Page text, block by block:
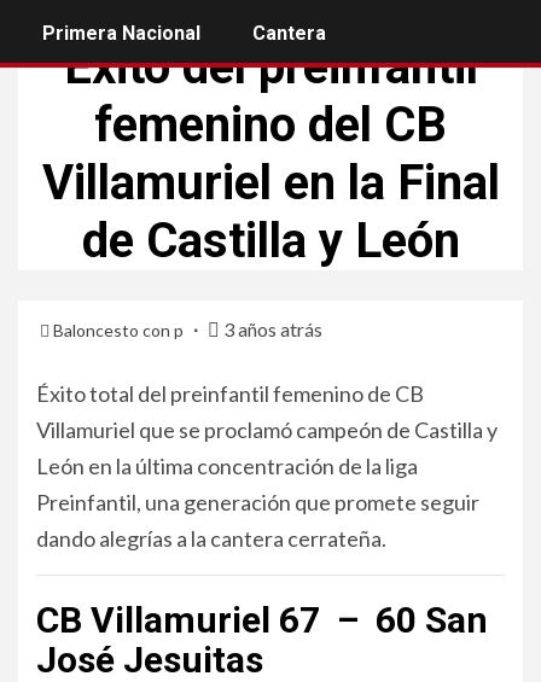
Primera Nacional Cantera
Éxito del preinfantil
femenino del CB
Villamuriel en la Final
de Castilla y León
Baloncesto con p 3 años atrás
Éxito total del preinfantil femenino de CB
Villamuriel que se proclamó campeón de Castilla y
León en la última concentración de la liga
Preinfantil, una generación que promete seguir
dando alegrías a la cantera cerrateña.
CB Villamuriel 67 – 60 San
José Jesuitas